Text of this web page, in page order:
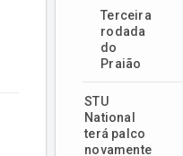
Terceira
rodada
do
Praião
STU
National
terá palco
novamente